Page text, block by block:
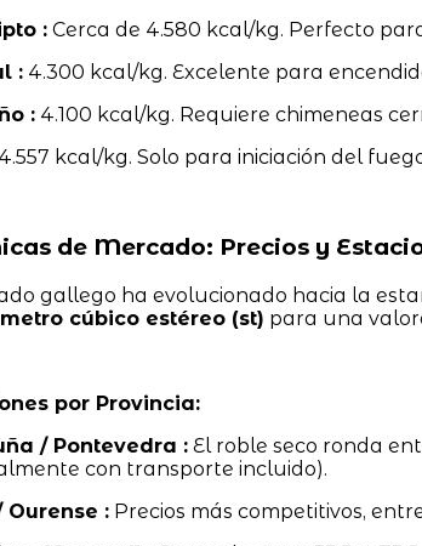
:Cerca de 4.580 kcal/kg. Perfecto
:4.300 kcal/kg. Excelente para
:4.100 kcal/kg. Requiere chimeneas
kcal/kg. Solo para iniciación del
de Mercado: Precios y
gallego ha evolucionado hacia la
metro cúbico estéreo (st) para una
por Provincia:
/ Pontevedra :El roble seco ronda
con transporte incluido).
Ourense :Precios más competitivos,